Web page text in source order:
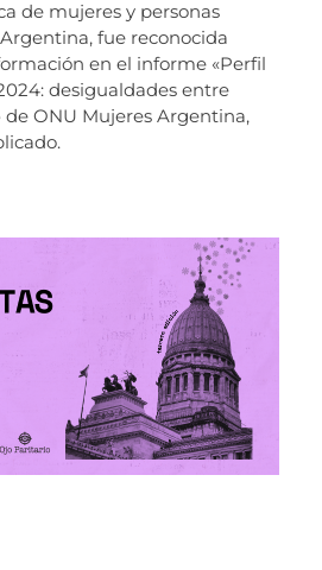
de mujeres y personas
fue reconocida
en el informe «Perfil
desigualdades entre
de ONU Mujeres Argentina,